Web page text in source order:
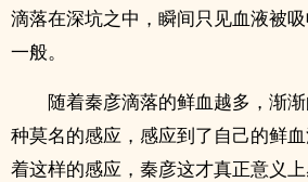
滴落在深坑之中，瞬间只见血液被
一般。
随着秦彦滴落的鲜血越多，渐
种莫名的感应，感应到了自己的鲜
着这样的感应，秦彦这才真正意义